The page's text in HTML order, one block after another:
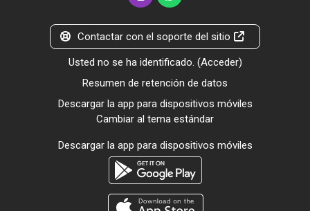
Contactar con el soporte del sitio
Usted no se ha identificado. (Acceder)
Resumen de retención de datos
Descargar la app para dispositivos móviles
Cambiar al tema estándar
Descargar la app para dispositivos móviles